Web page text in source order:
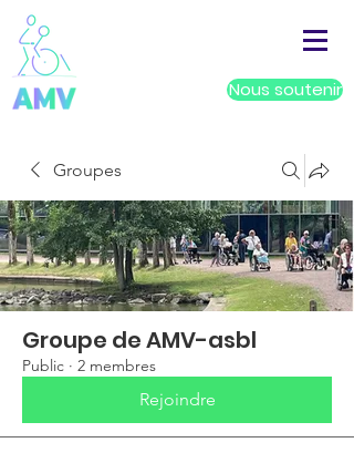
Nous soutenir
Groupes
Groupe de AMV-asbl
Public · 2 membres
Rejoindre